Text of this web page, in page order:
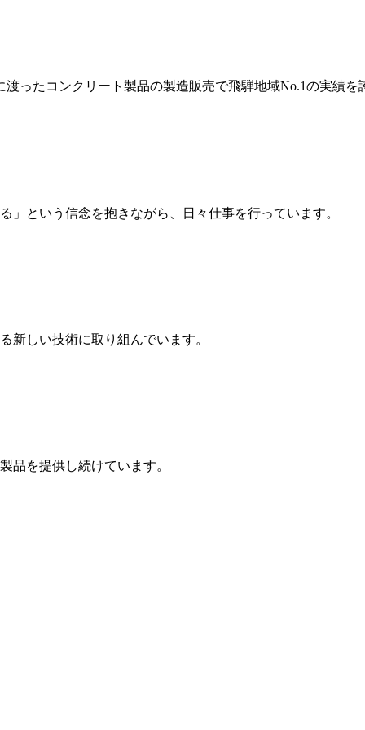
ったコンクリート製品の製造販売で飛騨地域No.1の実績を
という信念を抱きながら、日々仕事を行っています。
新しい技術に取り組んでいます。
品を提供し続けています。